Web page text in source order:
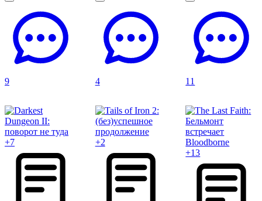
9 4 11
+7 +2
+13